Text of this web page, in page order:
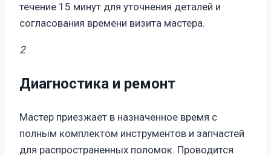
течение 15 минут для уточнения деталей и
согласования времени визита мастера.
2
Диагностика и ремонт
Мастер приезжает в назначенное время с
полным комплектом инструментов и запчастей
для распространенных поломок. Проводится